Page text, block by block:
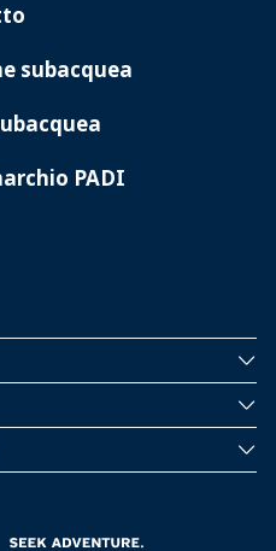
subacquea
PADI